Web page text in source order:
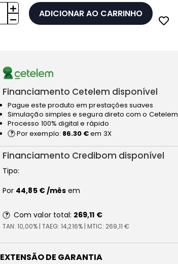
ADICIONAR AO CARRINHO
Financiamento Cetelem disponível
Pague este produto em prestações suaves
Simulação simples e segura direto com o Cetelem
Processo 100% digital e rápido
Por exemplo: 86.30 €em 3X
Financiamento Credibom disponível
Tipo:
Por 44,85 €/mês em
Com valor total: 269,11 €
TAN:10,00%| TAEG:14,216%| MTIC: 269,11 €
EXTENSÃO DE GARANTIA